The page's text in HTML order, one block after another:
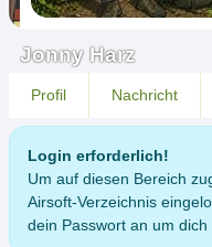
Jonny Harz
Profil Nachricht
Login erforderlich!
Um auf diesen Bereich
Airsoft-Verzeichnis
dein Passwort an um dich